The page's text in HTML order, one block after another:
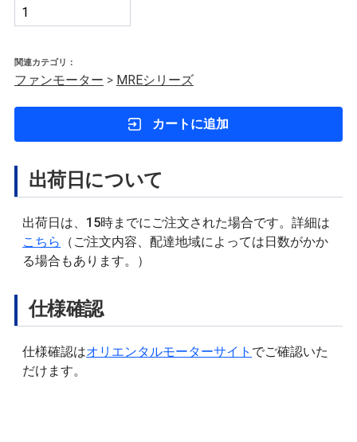
関連カテゴリ：
ファンモーター > MREシリーズ
カートに追加
出荷日について
出荷日は、15時までにご注文された場合です。詳細は
こちら
（ご注文内容、配達地域によっては日数がかか
る場合もあります。）
仕様確認
仕様確認はオリエンタルモーターサイト でご確認いた
だけます。